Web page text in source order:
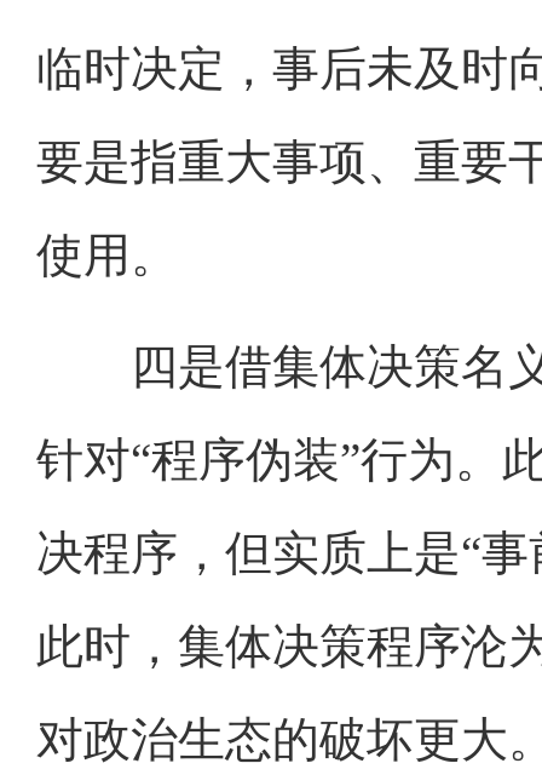
临时决定，事后未及时
要是指重大事项、重要
使用。
四是借集体决策名义
针对“程序伪装”行为。
决程序，但实质上是“
此时，集体决策程序沦
对政治生态的破坏更大